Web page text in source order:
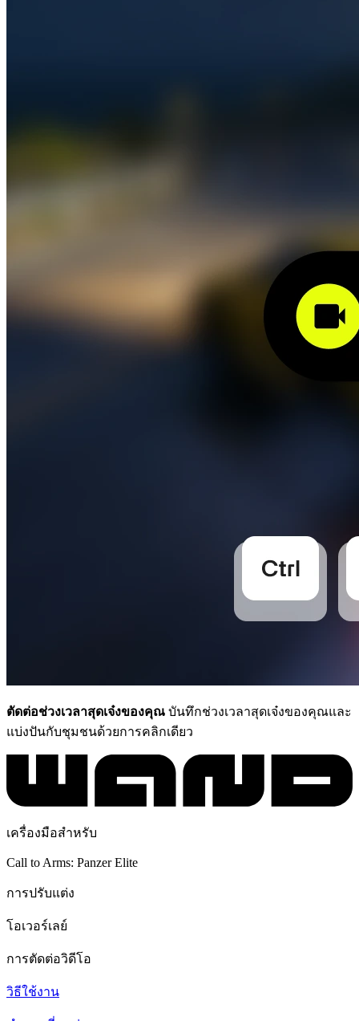
ตัดต่อช่วงเวลาสุดเจ๋งของคุณ บันทึกช่วงเวลาสุดเจ๋งของคุณและ
แบ่งปันกับชุมชนด้วยการคลิกเดียว
เครื่องมือสำหรับ
Call to Arms: Panzer Elite
การปรับแต่ง
โอเวอร์เลย์
การตัดต่อวิดีโอ
วิธีใช้งาน